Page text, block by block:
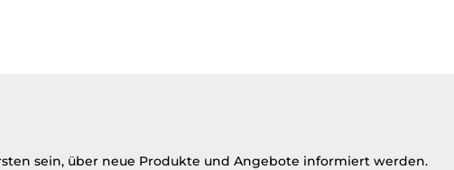
sein, über neue Produkte und Angebote informiert werden.